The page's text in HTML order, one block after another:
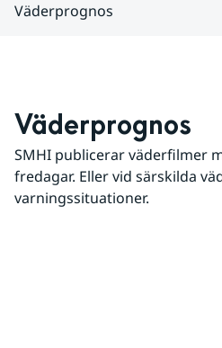
Väderprognos
Väderprognos
SMHI publicerar väderfilmer
fredagar. Eller vid särskilda
varningssituationer.